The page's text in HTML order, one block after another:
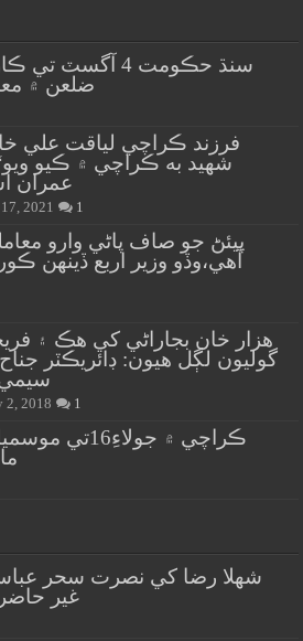
سنڌ حڪومت 4
ضلعن ۾
شهيد به ڪراچي ۾ ڪيو
عمران
2021 1
پيئڻ جو صاف پاڻي وارو
آهي،وڏو وزير اربع ڏينهن
گوليون لڳل هيون: ڊائريڪٽر
2, 2018 1
ڪراچي ۾
شهلا رضا کي نصرت سحر
غير